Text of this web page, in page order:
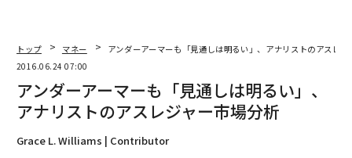
トップ マネー
アンダーアーマーも「見通しは明るい」、アナリストのアスレジ
2016.06.24 07:00
アンダーアーマーも「見通しは明るい」、
アナリストのアスレジャー市場分析
Grace L. Williams | Contributor